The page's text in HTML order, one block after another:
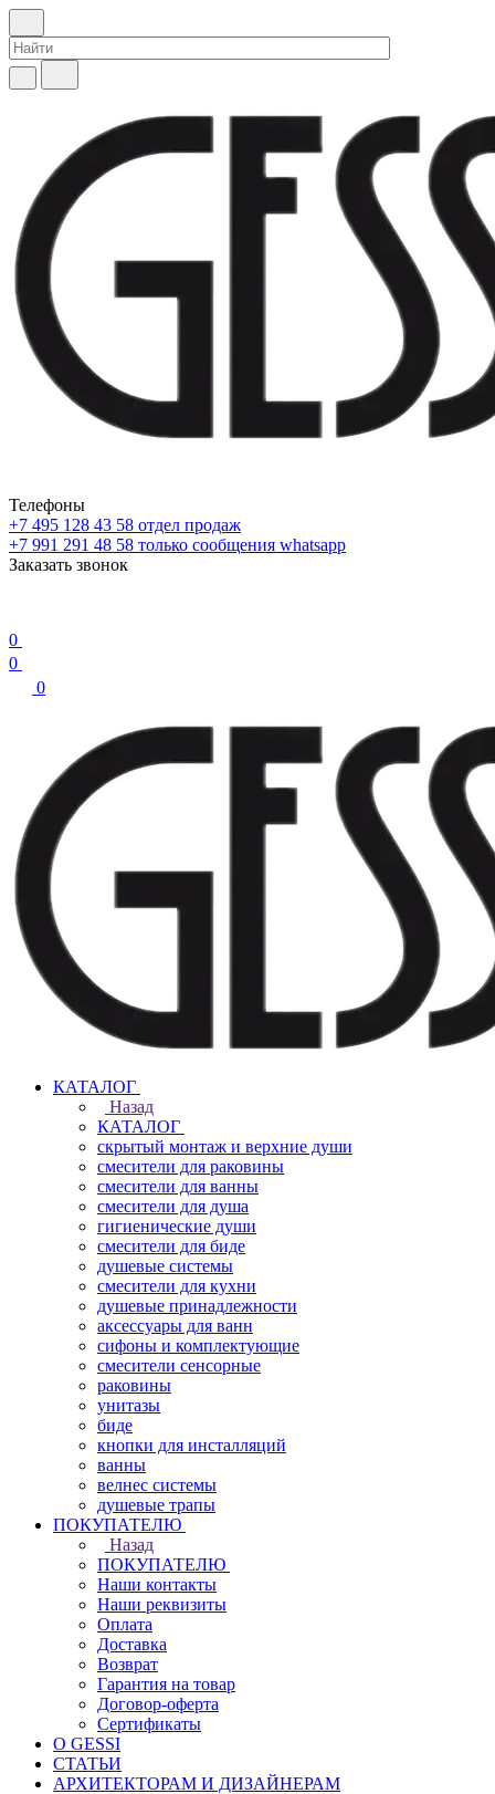
Телефоны
+7 495 128 43 58 отдел продаж
+7 991 291 48 58 только сообщения whatsapp
Заказать звонок
0
0
0
КАТАЛОГ
Назад
КАТАЛОГ
скрытый монтаж и верхние души
смесители для раковины
смесители для ванны
смесители для душа
гигиенические души
смесители для биде
душевые системы
смесители для кухни
душевые принадлежности
аксессуары для ванн
сифоны и комплектующие
смесители сенсорные
раковины
унитазы
биде
кнопки для инсталляций
ванны
велнес системы
душевые трапы
ПОКУПАТЕЛЮ
Назад
ПОКУПАТЕЛЮ
Наши контакты
Наши реквизиты
Оплата
Доставка
Возврат
Гарантия на товар
Договор-оферта
Сертификаты
О GESSI
СТАТЬИ
АРХИТЕКТОРАМ И ДИЗАЙНЕРАМ